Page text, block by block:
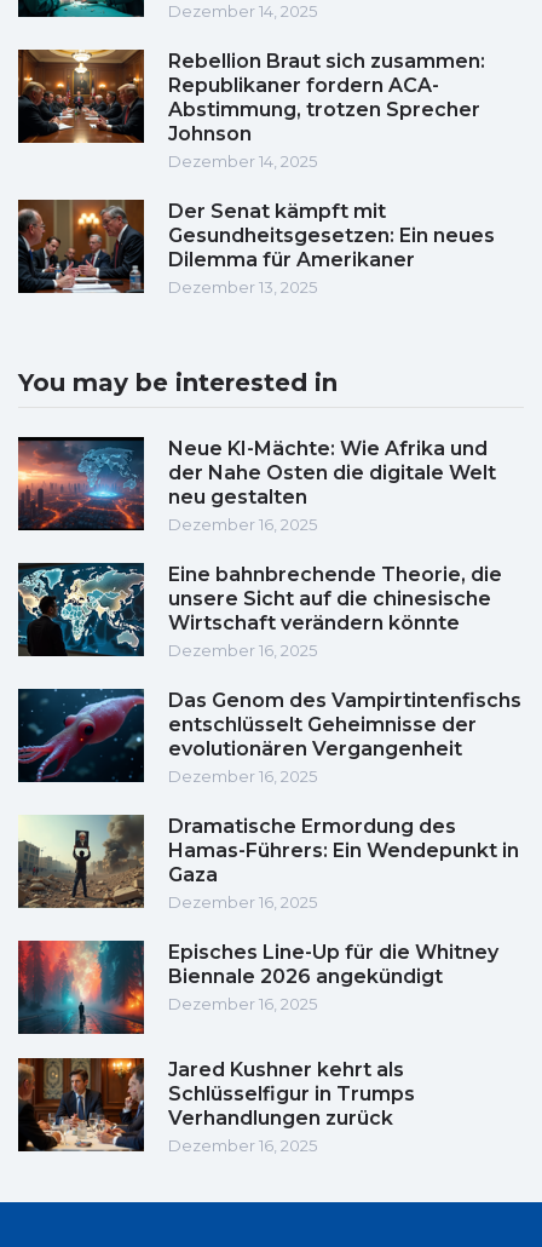
Dezember 14, 2025
Rebellion Braut sich zusammen:
Republikaner fordern ACA-
Abstimmung, trotzen Sprecher
Johnson
Dezember 14, 2025
Der Senat kämpft mit
Gesundheitsgesetzen: Ein neues
Dilemma für Amerikaner
Dezember 13, 2025
You may be interested in
Neue KI-Mächte: Wie Afrika und
der Nahe Osten die digitale Welt
neu gestalten
Dezember 16, 2025
Eine bahnbrechende Theorie, die
unsere Sicht auf die chinesische
Wirtschaft verändern könnte
Dezember 16, 2025
Das Genom des Vampirtintenfischs
entschlüsselt Geheimnisse der
evolutionären Vergangenheit
Dezember 16, 2025
Dramatische Ermordung des
Hamas-Führers: Ein Wendepunkt in
Gaza
Dezember 16, 2025
Episches Line-Up für die Whitney
Biennale 2026 angekündigt
Dezember 16, 2025
Jared Kushner kehrt als
Schlüsselfigur in Trumps
Verhandlungen zurück
Dezember 16, 2025